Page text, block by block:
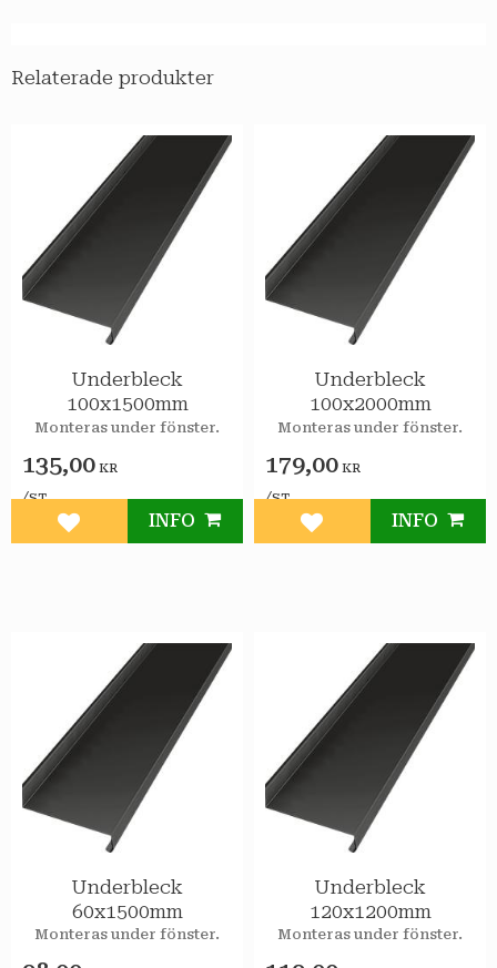
Relaterade produkter
Underbleck
100x1500mm
Monteras under fönster.
135,00 KR
/ST
Lägg till i favoriter
INFO
Underbleck
100x2000mm
Monteras under fönster.
179,00 KR
/ST
Lägg till i favoriter
INFO
Underbleck
60x1500mm
Monteras under fönster.
Underbleck
120x1200mm
Monteras under fönster.